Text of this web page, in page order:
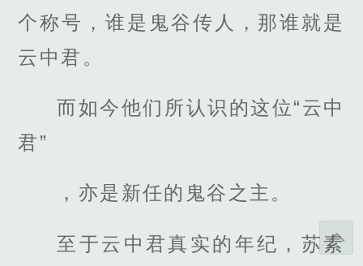
个称号，谁是鬼谷传人，那谁就是
云中君。
而如今他们所认识的这位“云中
君”
，亦是新任的鬼谷之主。
至于云中君真实的年纪，苏素